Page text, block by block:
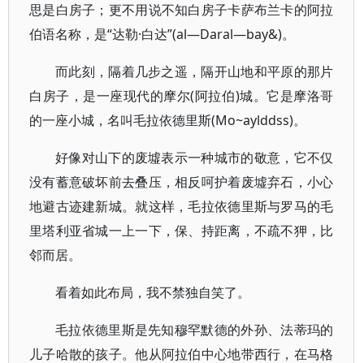
思是白房子；更不用说不知白房子卡萨布兰卡的阿拉
伯语名称，是“达勒·白达”(al—Daral—bay&)。
而此刻，隔着几步之遥，隔开山地和平原的那片
白房子，是一座现代的摩尔(阿拉伯)城。它是摩洛哥
的一座小城，名叫毛拉依德里斯(Mo~aylddss)。
好像对山下的废墟表示一种城市的敬意，它不仅
没有蓄意破坏前去叠压，相反呵护着废墟弃石，小心
地避古迹建新城。就这样，毛拉依德里斯与罗马的毛
里塔利亚省城一上一下，保、持距离，不疏不狎，比
邻而居。
看着如此布局，我不禁独自笑了。
毛拉依德里斯是先知穆罕默德的外孙、法蒂玛的
儿子哈散的孩子。他从阿拉伯中心地带西行，在马格